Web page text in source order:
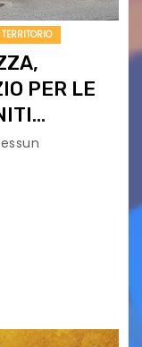
TERRITORIO
PER LE